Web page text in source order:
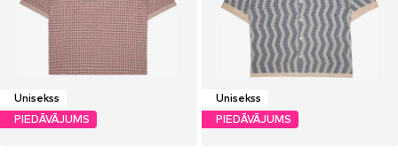
Unisekss
PIEDĀVĀJUMS
Unisekss
PIEDĀVĀJUMS